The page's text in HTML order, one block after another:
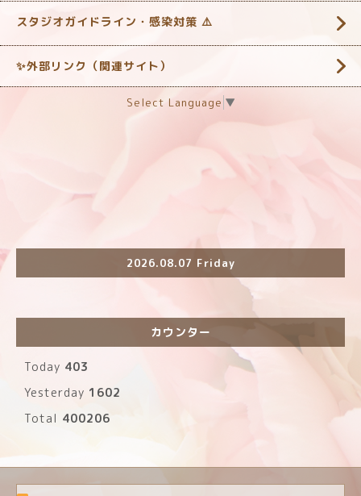
スタジオガイドライン・感染対策 ‎⚠️
✨外部リンク（関連サイト）
Select Language ▼
2026.08.07 Friday
カウンター
Today 403
Yesterday 1602
Total 400206